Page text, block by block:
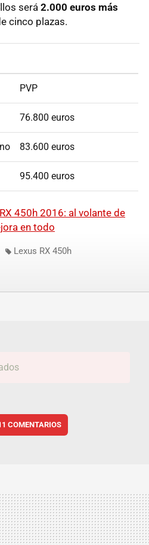
será 2.000 euros más
cinco plazas.
PVP
76.800 euros
83.600 euros
95.400 euros
450h 2016: al volante de
en todo
Lexus RX 450h
COMENTARIOS